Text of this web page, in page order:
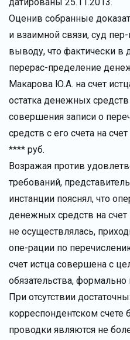
Оценив собранные
и взаимной связи, суд
выводу, что фактически в
перерас-пределение
Макарова Ю.А. на счет
остатка денежных средств
совершения записи о
средств с его счета на
**** руб.
Возражая против
требований,
инстанции пояснял, что
денежных средств на счет
не осуществлялась,
опе-рации по
счет истца совершена с
обязательства,
При отсутствии
корреспондентском счете
проводки являются не